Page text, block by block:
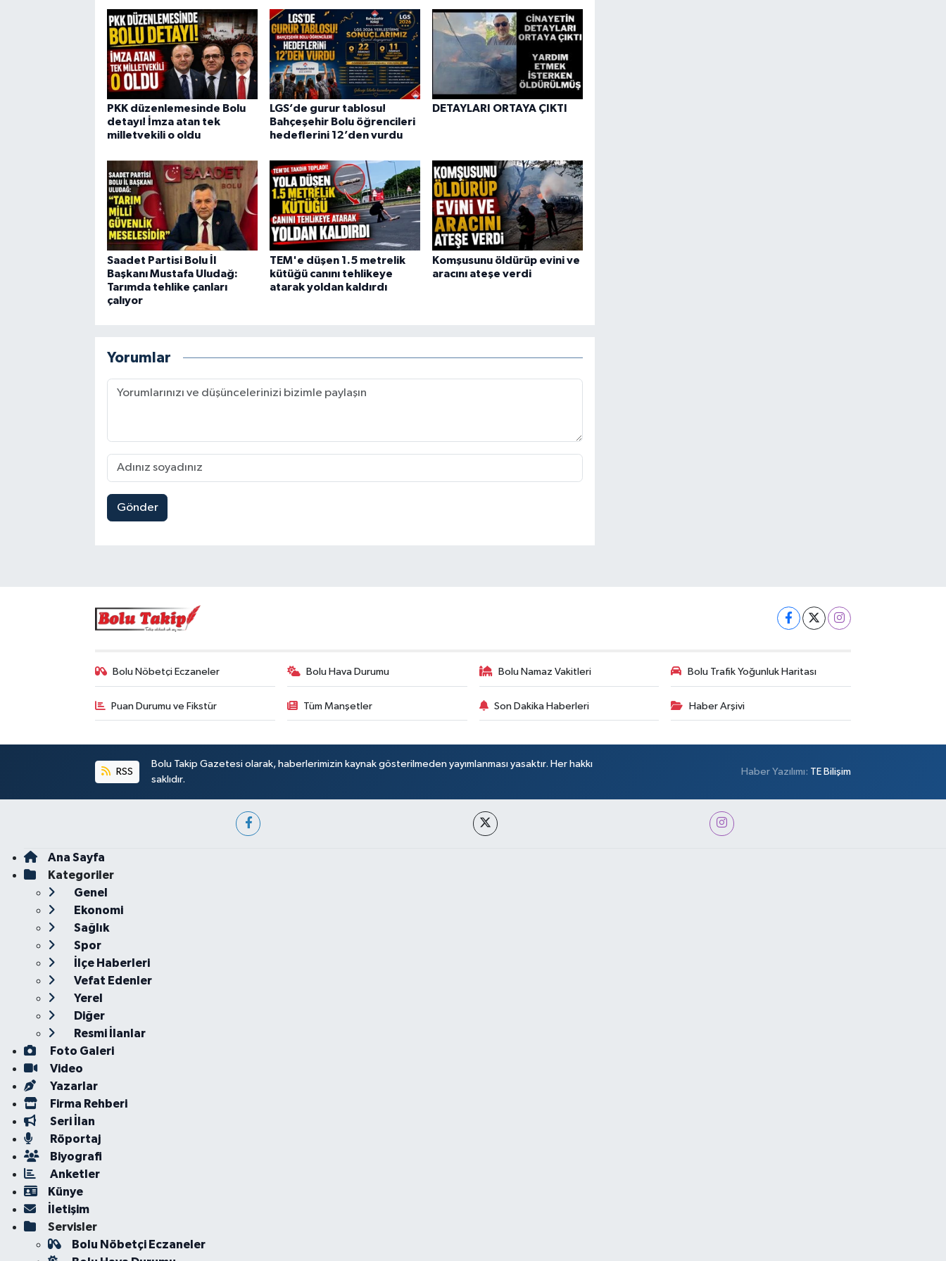
PKK düzenlemesinde Bolu
detayı! İmza atan tek
milletvekili o oldu
LGS’de gurur tablosu!
Bahçeşehir Bolu öğrencileri
hedeflerini 12’den vurdu
DETAYLARI ORTAYA ÇIKTI
Saadet Partisi Bolu İl
Başkanı Mustafa Uludağ:
Tarımda tehlike çanları
çalıyor
TEM'e düşen 1.5 metrelik
kütüğü canını tehlikeye
atarak yoldan kaldırdı
Komşusunu öldürüp evini ve
aracını ateşe verdi
Yorumlar
Gönder
Bolu Nöbetçi Eczaneler Bolu Hava Durumu Bolu Namaz Vakitleri Bolu Trafik Yoğunluk Haritası
Puan Durumu ve Fikstür Tüm Manşetler Son Dakika Haberleri Haber Arşivi
RSS
Bolu Takip Gazetesi olarak, haberlerimizin kaynak gösterilmeden yayımlanması yasaktır. Her hakkı
saklıdır.
Haber Yazılımı: TE Bilişim
Ana Sayfa
Kategoriler
Genel
Ekonomi
Sağlık
Spor
İlçe Haberleri
Vefat Edenler
Yerel
Diğer
Resmi İlanlar
Foto Galeri
Video
Yazarlar
Firma Rehberi
Seri İlan
Röportaj
Biyografi
Anketler
Künye
İletişim
Servisler
Bolu Nöbetçi Eczaneler